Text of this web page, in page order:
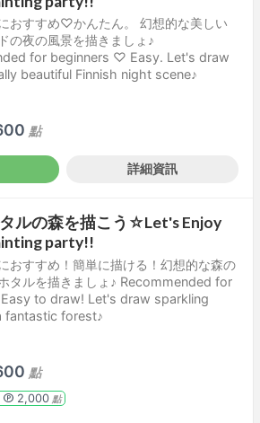
おすすめ♡かんたん。 幻想的な美しい
の夜の風景を描きましょ♪
for beginners ♡ Easy. Let's draw
beautiful Finnish night scene♪
點
詳細資訊
ルの森を描こう☆Let's Enjoy
party!!
おすすめ！簡単に描ける！幻想的な森の
タルを描きましょ♪ Recommended for
to draw! Let's draw sparkling
fantastic forest♪
點
2,000點